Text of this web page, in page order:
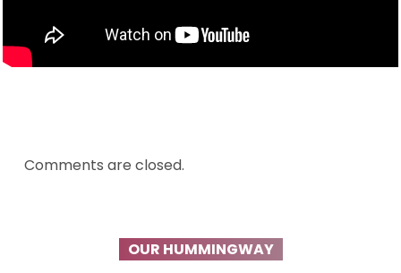
Comments are closed.
OUR HUMMINGWAY